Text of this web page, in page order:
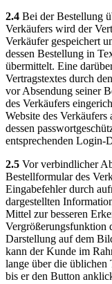
2.4 Bei der Bestellung
Verkäufers wird der
Verkäufer gespeichert
dessen Bestellung in
übermittelt. Eine
Vertragstextes durch
vor Absendung seiner
des Verkäufers
Website des
dessen
entsprechenden Login-
2.5 Vor verbindlicher
Bestellformular des
Eingabefehler durch
dargestellten
Mittel zur besseren
Vergrößerungsfunktion
Darstellung auf dem
kann der Kunde im
lange über die üblichen
bis er den Button